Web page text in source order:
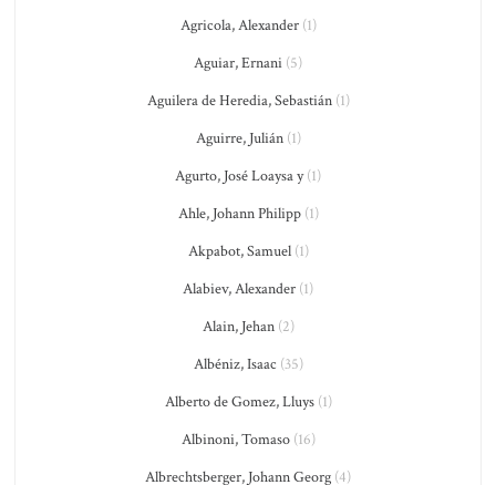
Agricola, Alexander(1)
Aguiar, Ernani (5)
Aguilera de Heredia, Sebastián(1)
Aguirre, Julián(1)
Agurto, José Loaysa y(1)
Ahle, Johann Philipp(1)
Akpabot, Samuel(1)
Alabiev, Alexander (1)
Alain, Jehan(2)
Albéniz, Isaac (35)
Alberto de Gomez, Lluys(1)
Albinoni, Tomaso(16)
Albrechtsberger, Johann Georg (4)